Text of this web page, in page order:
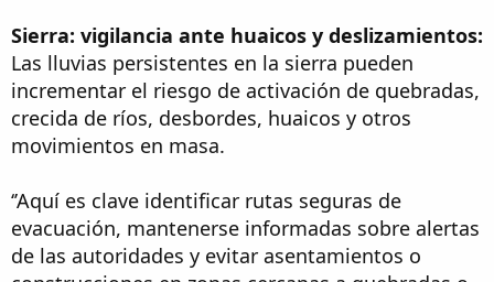
Sierra: vigilancia ante huaicos y deslizamientos:
Las lluvias persistentes en la sierra pueden
incrementar el riesgo de activación de quebradas,
crecida de ríos, desbordes, huaicos y otros
movimientos en masa.
‘’Aquí es clave identificar rutas seguras de
evacuación, mantenerse informadas sobre alertas
de las autoridades y evitar asentamientos o